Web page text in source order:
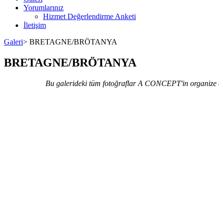
Yorumlarınız
Hizmet Değerlendirme Anketi
İletişim
Galeri> BRETAGNE/BRÖTANYA
BRETAGNE/BRÖTANYA
Bu galerideki tüm fotoğraflar A CONCEPT'in organize